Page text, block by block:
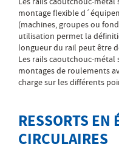
montage flexible
(machines, groupes ou
utilisation permet la
longueur du rail peut être
Les rails caoutchouc-
montages de roulements
charge sur les différents
RESSORTS EN
CIRCULAIRES